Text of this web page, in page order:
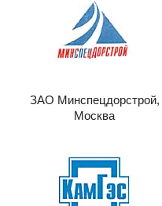
ЗАО Минспецдорстрой,
Москва